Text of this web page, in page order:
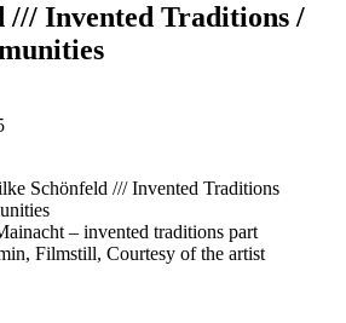
/// Invented Traditions /
– invented traditions part
Filmstill, Courtesy of the artist